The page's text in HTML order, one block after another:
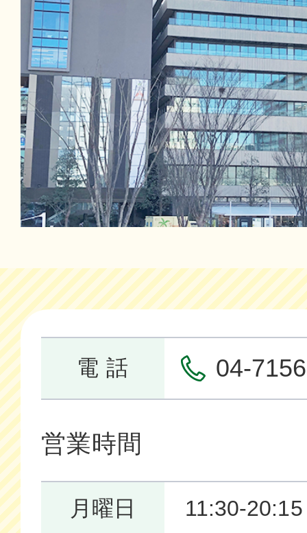
電 話 04-
営業時間
月曜日 11:30-20:15